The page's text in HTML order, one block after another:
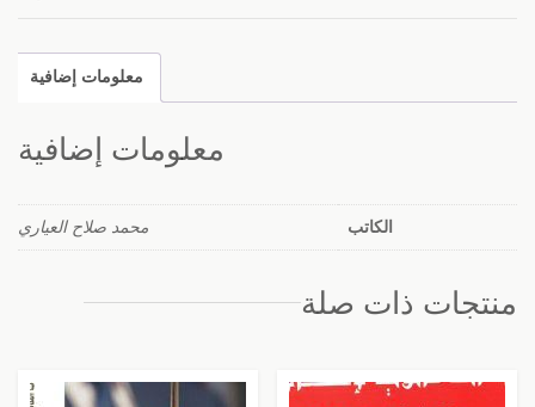
معلومات إضافية
معلومات إضافية
الكاتب محمد صلاح العياري
منتجات ذات صلة